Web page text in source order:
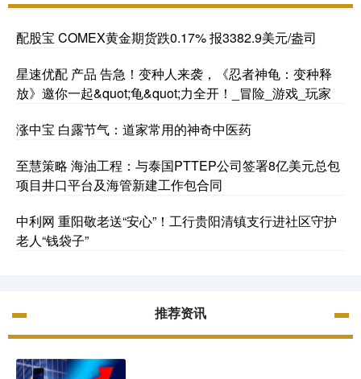
配股宝 COMEX黄金期货跌0.17% 报3382.9美元/盎司
星速优配 产品 告急！变种人来袭，《忍者神龟：变种释
放》邀你一起&quot;龟&quot;力全开！_冒险_游戏_玩家
涨中宝 白露节气：道家常用的神奇中医药
至慧策略 海油工程：与泰国PTTEP公司签署8亿美元总包
项目井口平台及海管新建工作包合同
中利网 重阳敬老送“安心”！工行贵阳清镇支行进社区守护
老人“钱袋子”
推荐资讯